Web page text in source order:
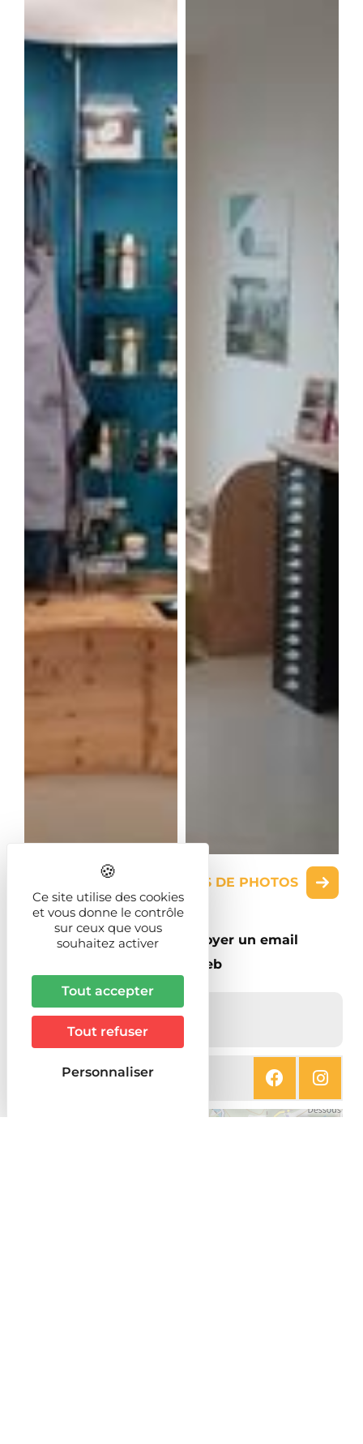
AFFICHER PLUS DE PHOTOS
Appeler
Envoyer un email
Site web
50 avenue du Cameroun
88600 BRUYERES
SUIVEZ-NOUS SUR
Ce site utilise des cookies
et vous donne le contrôle
sur ceux que vous
souhaitez activer
Tout accepter
Tout refuser
Personnaliser